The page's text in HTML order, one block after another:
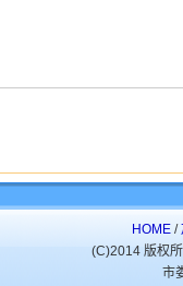
HOME /
(C)2014 版权
市